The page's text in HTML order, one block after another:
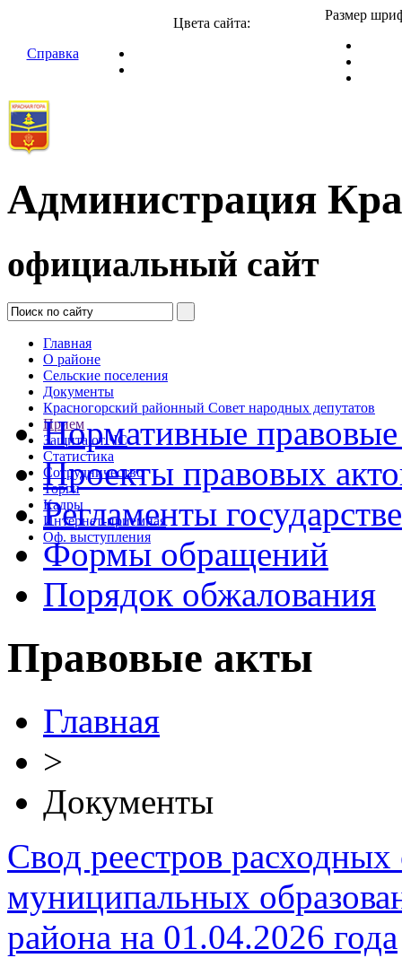
Справка
Цвета сайта:
Размер
Администрация
официальный сайт
Главная
О районе
Сельские поселения
Документы
Красногорский районный Совет народных депутатов
Прием
Защита от ЧС
Статистика
Сотрудничество
Торги
Кадры
Интернет-приемная
Оф. выступления
Нормативные
Проекты правовых
Регламенты
Формы обращений
Порядок обжалования
Правовые акты
Главная
>
Документы
Свод реестров расходных
муниципальных
района на 01.04.2026 года